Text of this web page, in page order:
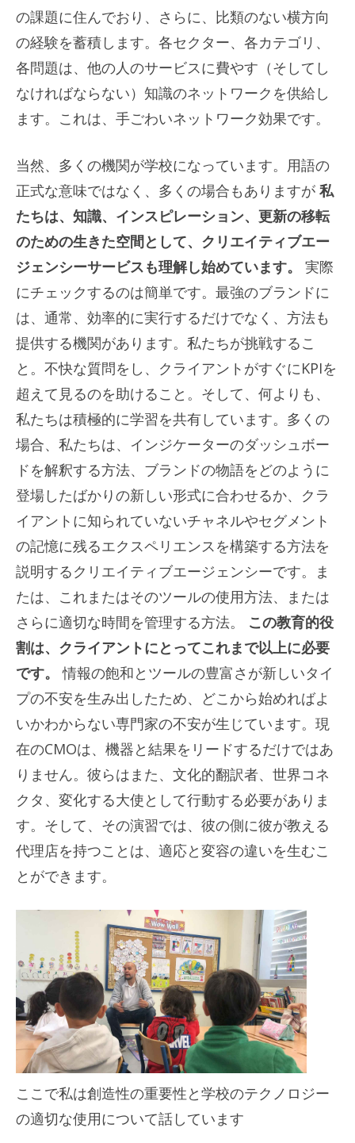
の課題に住んでおり、さらに、比類のない横方向
の経験を蓄積します。各セクター、各カテゴリ、
各問題は、他の人のサービスに費やす（そしてし
なければならない）知識のネットワークを供給し
ます。これは、手ごわいネットワーク効果です。
当然、多くの機関が学校になっています。用語の
正式な意味ではなく、多くの場合もありますが 私
たちは、知識、インスピレーション、更新の移転
のための生きた空間として、クリエイティブエー
ジェンシーサービスも理解し始めています。
実際
にチェックするのは簡単です。最強のブランドに
は、通常、効率的に実行するだけでなく、方法も
提供する機関があります。私たちが挑戦するこ
と。不快な質問をし、クライアントがすぐにKPIを
超えて見るのを助けること。そして、何よりも、
私たちは積極的に学習を共有しています。多くの
場合、私たちは、インジケーターのダッシュボー
ドを解釈する方法、ブランドの物語をどのように
登場したばかりの新しい形式に合わせるか、クラ
イアントに知られていないチャネルやセグメント
の記憶に残るエクスペリエンスを構築する方法を
説明するクリエイティブエージェンシーです。ま
たは、これまたはそのツールの使用方法、または
さらに適切な時間を管理する方法。 この教育的役
割は、クライアントにとってこれまで以上に必要
です。
情報の飽和とツールの豊富さが新しいタイ
プの不安を生み出したため、どこから始めればよ
いかわからない専門家の不安が生じています。現
在のCMOは、機器と結果をリードするだけではあ
りません。彼らはまた、文化的翻訳者、世界コネ
クタ、変化する大使として行動する必要がありま
す。そして、その演習では、彼の側に彼が教える
代理店を持つことは、適応と変容の違いを生むこ
とができます。
ここで私は創造性の重要性と学校のテクノロジー
の適切な使用について話しています